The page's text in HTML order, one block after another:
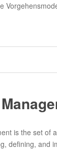
is the set of
defining, and